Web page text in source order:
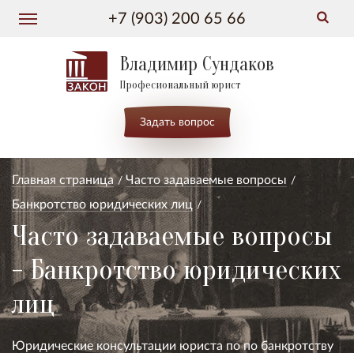
+7 (903) 200 65 66
Владимир Сундаков
Професиональный юрист
Задать вопрос
Главная страница
Часто задаваемые вопросы
Банкротство юридических лиц
Часто задаваемые вопросы
- Банкротство юридических
лиц
Юридические консультации юриста по по банкротству